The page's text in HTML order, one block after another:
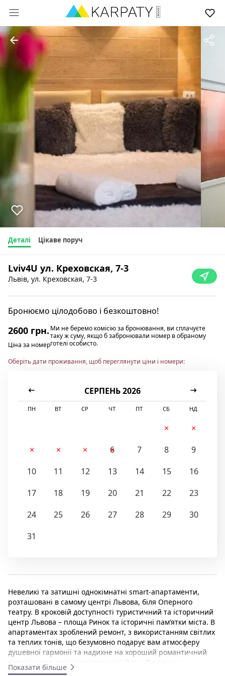
Деталі Цікаве поруч
Lviv4U ул. Креховская, 7-3
Львів, ул. Креховская, 7-3
Бронюємо цілодобово і безкоштовно!
2600 грн.
Ціна за номер
Ми не беремо комісію за бронювання, ви сплачуєте
таку ж суму, якщо б забронювали номер в обраному
готелі особисто.
Оберіть дати проживання, щоб переглянути ціни і номери:
СЕРПЕНЬ 2026
ПН ВТ СР ЧТ ПТ СБ НД
1
2
3
4 5 6 7 8
9
10
11 12 13 14 15
16
17
18 19 20 21 22
23
24
25 26 27 28 29
30
31
Невеликі та затишні однокімнатні smart-апартаменти,
розташовані в самому центрі Львова, біля Оперного
театру. В кроковій доступності туристичний та історичний
центр Львова – площа Ринок та історичні пам’ятки міста. В
апартаментах зроблений ремонт, з використанням світлих
та теплих тонів, що безумовно подарує вам атмосферу
душевної гармонії та надихне на хороший романтичний
відпочинок у легендарному місті Лева. Тут можна
розмістити до 2-х гостей, ідеальний бюджетний варіант
Показати більше